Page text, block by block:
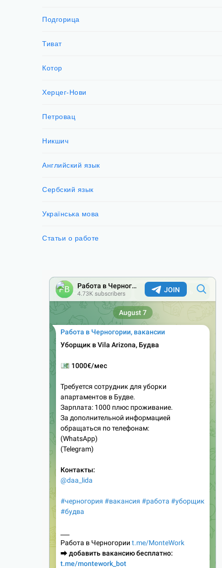
Подгорица
Тиват
Котор
Херцег-Нови
Петровац
Никшич
Английский язык
Сербский язык
Українська мова
Статьи о работе